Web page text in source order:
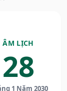
ÂM LỊCH
28
1 Năm 2030